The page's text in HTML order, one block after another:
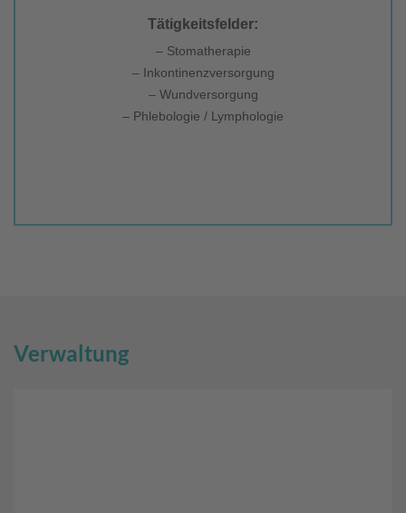
Tätigkeitsfelder:
– Stomatherapie
– Inkontinenzversorgung
– Wundversorgung
– Phlebologie / Lymphologie
Verwaltung